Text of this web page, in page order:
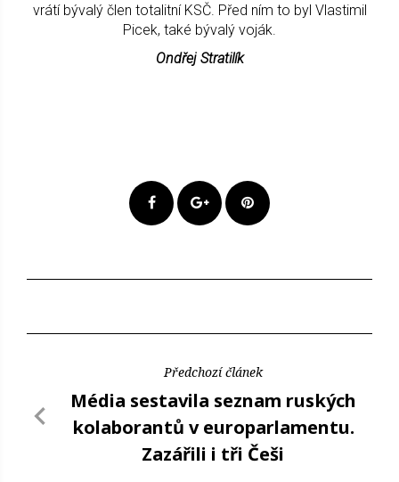
vrátí bývalý člen totalitní KSČ. Před ním to byl Vlastimil
Picek, také bývalý voják.
Ondřej Stratilík
Předchozí článek
Média sestavila seznam ruských
kolaborantů v europarlamentu.
Zazářili i tři Češi